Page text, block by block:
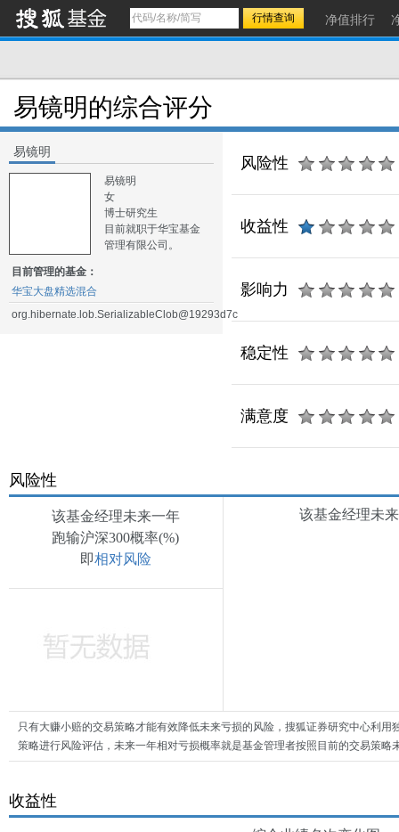
净值排行
易镜明的综合评分
易镜明
易镜明
女
博士研究生
目前就职于华宝基金
管理有限公司。
目前管理的基金：
华宝大盘精选混合
org.hibernate.lob.SerializableClob@19293d7c
风险性
收益性
影响力
稳定性
满意度
风险性
该基金经理未来一年
跑输沪深300概率(%)
即相对风险
该基金经理未
只有大赚小赔的交易策略才能有效降低未来亏损的风险，搜狐证券研究中心利
策略进行风险评估，未来一年相对亏损概率就是基金管理者按照目前的交易策略
收益性